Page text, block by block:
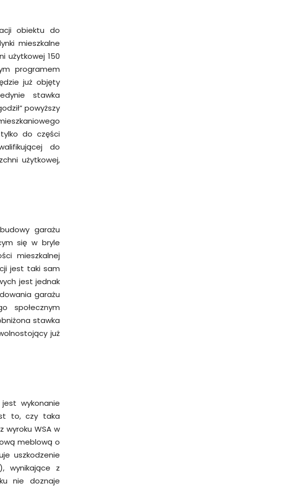
obiektu do
mieszkalne
użytkowej 150
programem
już objęty
stawka
powyższy
do części
do
użytkowej,
garażu
się w bryle
mieszkalnej
jest taki sam
jest jednak
garażu
społecznym
stawka
już
wykonanie
to, czy taka
wyroku WSA w
meblową o
uszkodzenie
wynikające z
nie doznaje